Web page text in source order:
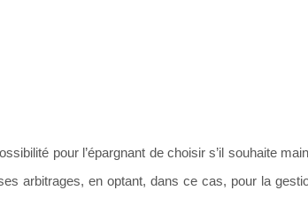
pour l’épargnant de choisir s’il souhaite
arbitrages, en optant, dans ce cas, pour la